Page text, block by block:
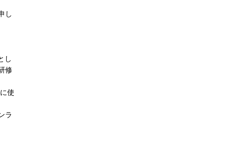
し
し
修
使
ラ